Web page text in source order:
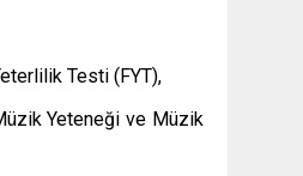
Testi (FYT),
Yeteneği ve Müzik